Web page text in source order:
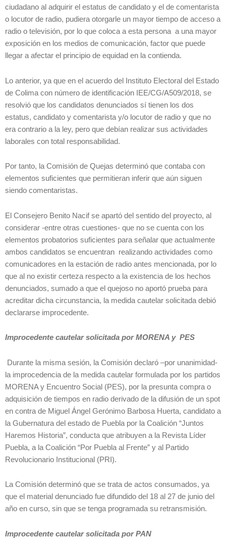
ciudadano al adquirir el estatus de candidato y el de comentarista
o locutor de radio, pudiera otorgarle un mayor tiempo de acceso a
radio o televisión, por lo que coloca a esta persona a una mayor
exposición en los medios de comunicación, factor que puede
llegar a afectar el principio de equidad en la contienda.
Lo anterior, ya que en el acuerdo del Instituto Electoral del Estado
de Colima con número de identificación IEE/CG/A509/2018, se
resolvió que los candidatos denunciados sí tienen los dos
estatus, candidato y comentarista y/o locutor de radio y que no
era contrario a la ley, pero que debían realizar sus actividades
laborales con total responsabilidad.
Por tanto, la Comisión de Quejas determinó que contaba con
elementos suficientes que permitieran inferir que aún siguen
siendo comentaristas.
El Consejero Benito Nacif se apartó del sentido del proyecto, al
considerar -entre otras cuestiones- que no se cuenta con los
elementos probatorios suficientes para señalar que actualmente
ambos candidatos se encuentran realizando actividades como
comunicadores en la estación de radio antes mencionada, por lo
que al no existir certeza respecto a la existencia de los hechos
denunciados, sumado a que el quejoso no aportó prueba para
acreditar dicha circunstancia, la medida cautelar solicitada debió
declararse improcedente.
Improcedente cautelar solicitada por MORENA y PES
Durante la misma sesión, la Comisión declaró –por unanimidad-
la improcedencia de la medida cautelar formulada por los partidos
MORENA y Encuentro Social (PES), por la presunta compra o
adquisición de tiempos en radio derivado de la difusión de un spot
en contra de Miguel Ángel Gerónimo Barbosa Huerta, candidato a
la Gubernatura del estado de Puebla por la Coalición “Juntos
Haremos Historia”, conducta que atribuyen a la Revista Líder
Puebla, a la Coalición “Por Puebla al Frente” y al Partido
Revolucionario Institucional (PRI).
La Comisión determinó que se trata de actos consumados, ya
que el material denunciado fue difundido del 18 al 27 de junio del
año en curso, sin que se tenga programada su retransmisión.
Improcedente cautelar solicitada por PAN